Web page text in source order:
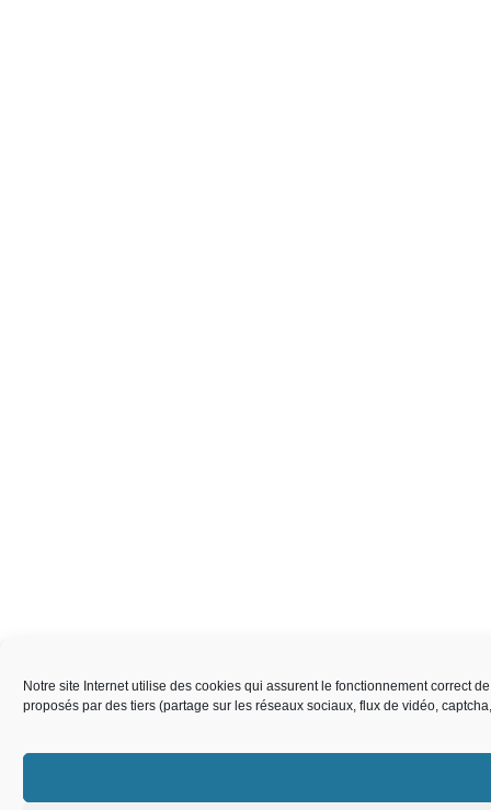
Notre site Internet utilise des cookies qui assurent le fonctionnement correct
proposés par des tiers (partage sur les réseaux sociaux, flux de vidéo,